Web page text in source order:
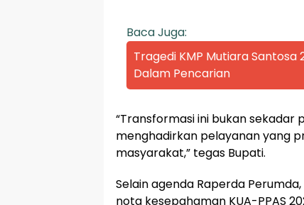
Baca Juga:
Tragedi KMP Mutiara Santosa
Dalam Pencarian
“Transformasi ini bukan
menghadirkan pelayanan yang
masyarakat,” tegas Bupati.
Selain agenda Raperda
nota kesepahaman KUA-PPAS